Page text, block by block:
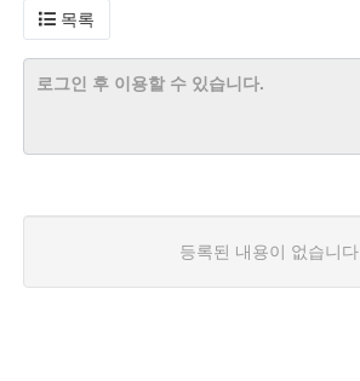
목록
등록된 내용이 없습니다.